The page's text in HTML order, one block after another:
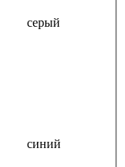
серый
синий